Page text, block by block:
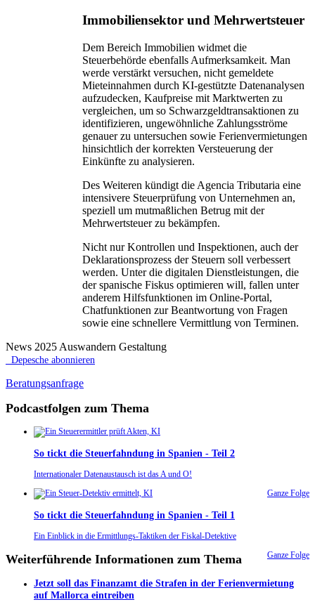
Immobiliensektor und Mehrwertsteuer
Dem Bereich Immobilien widmet die
Steuerbehörde ebenfalls Aufmerksamkeit. Man
werde verstärkt versuchen, nicht gemeldete
Mieteinnahmen durch KI-gestützte Datenanalysen
aufzudecken, Kaufpreise mit Marktwerten zu
vergleichen, um so Schwarzgeldtransaktionen zu
identifizieren, ungewöhnliche Zahlungsströme
genauer zu untersuchen sowie Ferienvermietungen
hinsichtlich der korrekten Versteuerung der
Einkünfte zu analysieren.
Des Weiteren kündigt die Agencia Tributaria eine
intensivere Steuerprüfung von Unternehmen an,
speziell um mutmaßlichen Betrug mit der
Mehrwertsteuer zu bekämpfen.
Nicht nur Kontrollen und Inspektionen, auch der
Deklarationsprozess der Steuern soll verbessert
werden. Unter die digitalen Dienstleistungen, die
der spanische Fiskus optimieren will, fallen unter
anderem Hilfsfunktionen im Online-Portal,
Chatfunktionen zur Beantwortung von Fragen
sowie eine schnellere Vermittlung von Terminen.
News 2025 Auswandern Gestaltung
Depesche abonnieren
Beratungsanfrage
Podcastfolgen zum Thema
So tickt die Steuerfahndung in Spanien - Teil 2
Internationaler Datenaustausch ist das A und O!
Ganze Folge
So tickt die Steuerfahndung in Spanien - Teil 1
Ein Einblick in die Ermittlungs-Taktiken der Fiskal-Detektive
Ganze Folge
Weiterführende Informationen zum Thema
Jetzt soll das Finanzamt die Strafen in der Ferienvermietung
auf Mallorca eintreiben